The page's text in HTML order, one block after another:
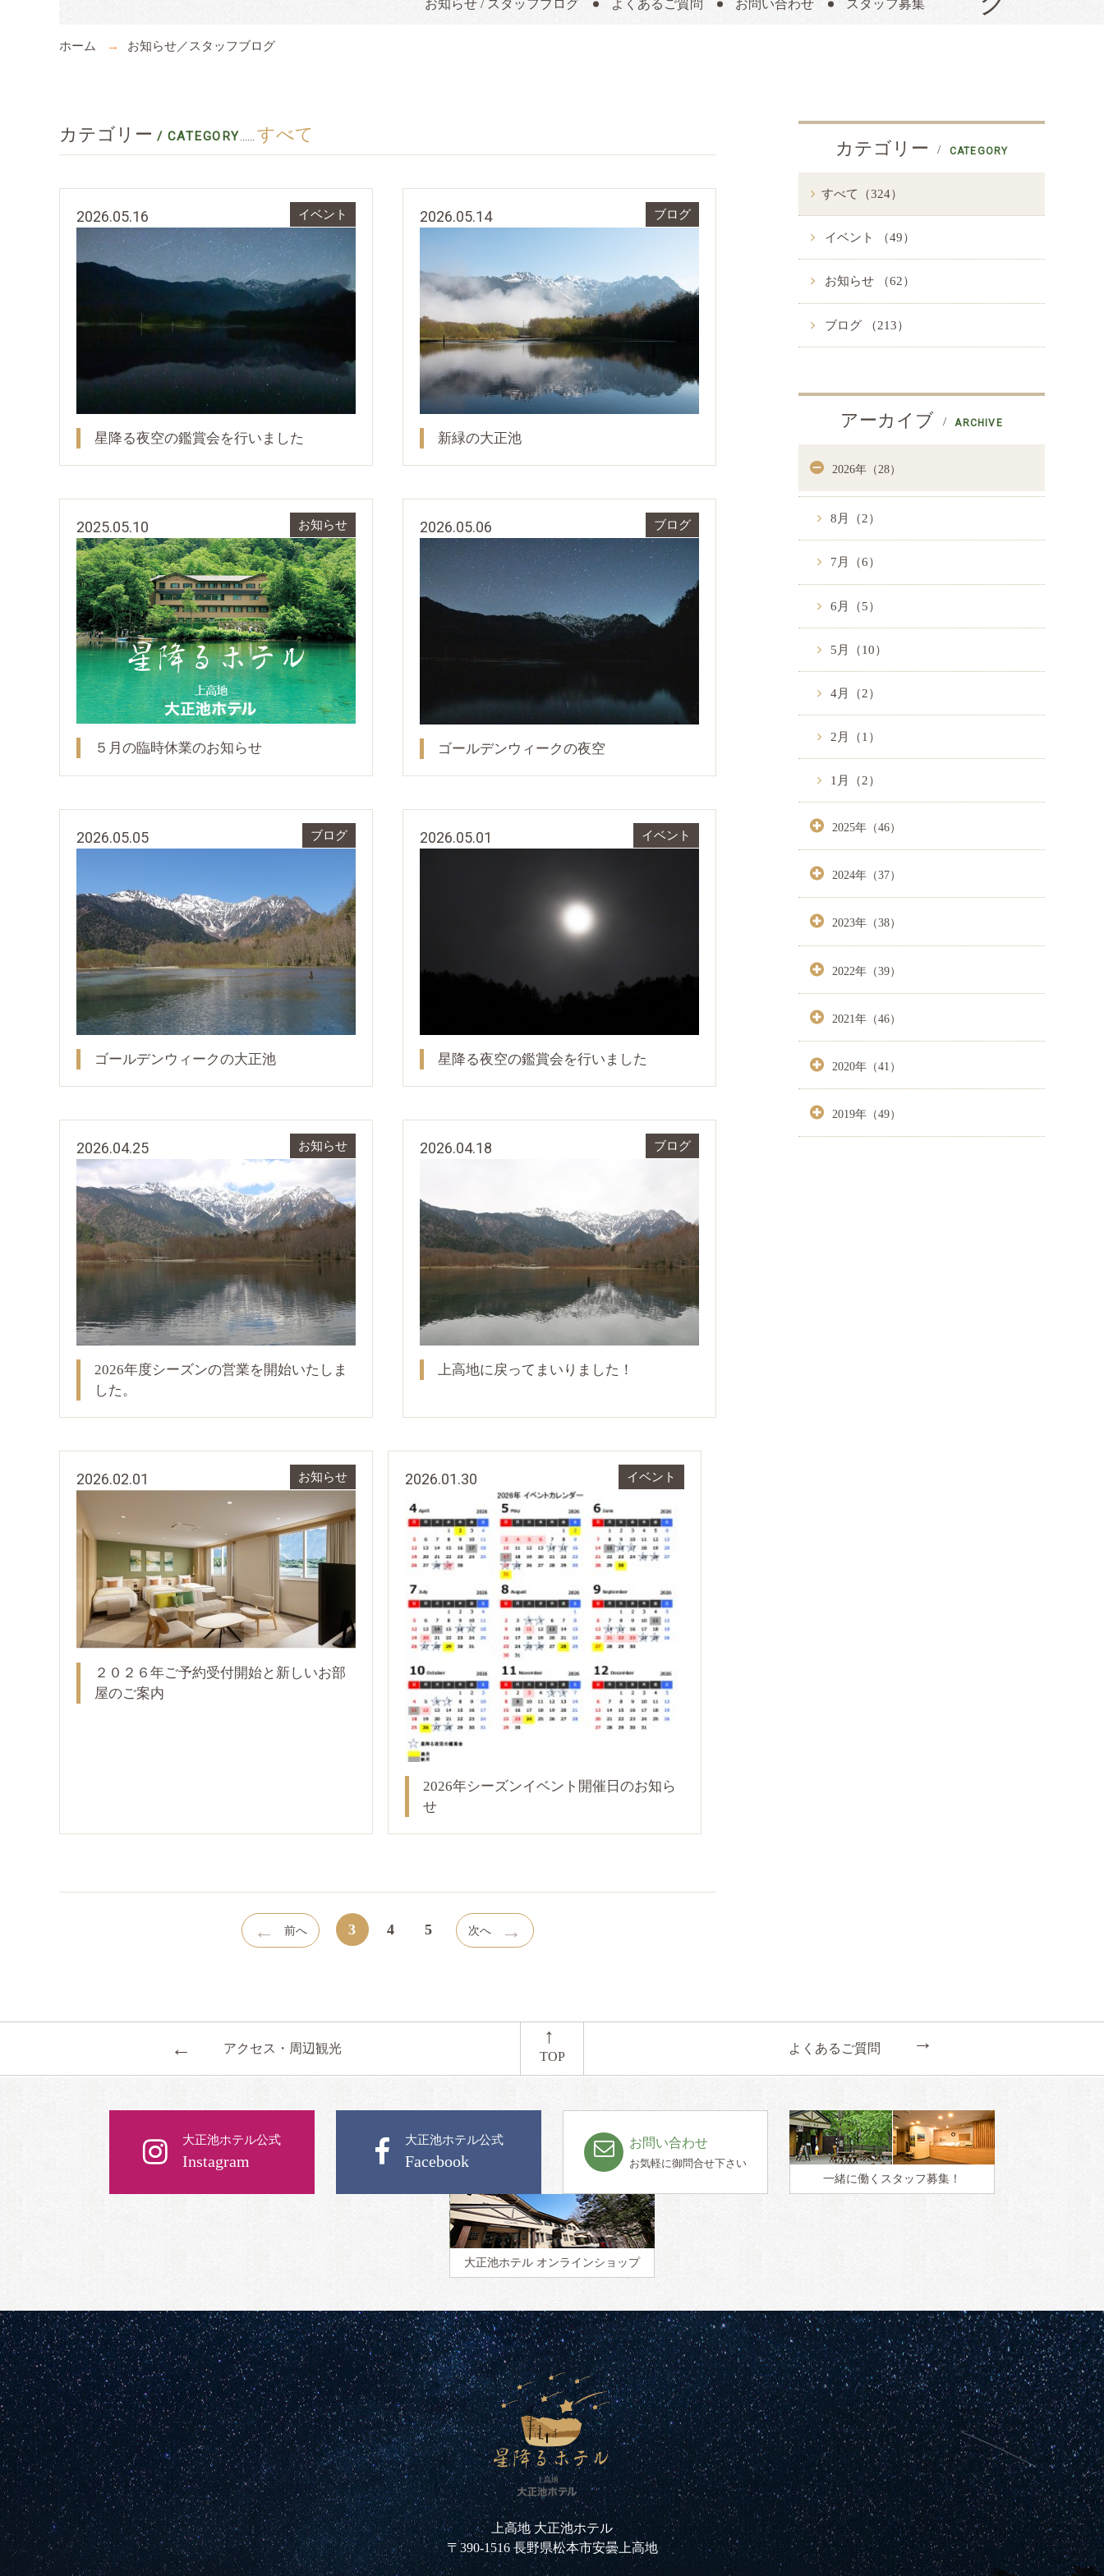
お知らせ / スタッフブログ よくあるご質問 お問い合わせ スタッフ募集
ホーム お知らせ／スタッフブログ
カテゴリー / CATEGORY...... すべて
2026.05.16 イベント
星降る夜空の鑑賞会を行いました
2026.05.14 ブログ
新緑の大正池
2025.05.10 お知らせ
５月の臨時休業のお知らせ
2026.05.06 ブログ
ゴールデンウィークの夜空
2026.05.05 ブログ
ゴールデンウィークの大正池
2026.05.01 イベント
星降る夜空の鑑賞会を行いました
2026.04.25 お知らせ
2026年度シーズンの営業を開始いたしま
した。
2026.04.18 ブログ
上高地に戻ってまいりました！
2026.02.01 お知らせ
２０２６年ご予約受付開始と新しいお部
屋のご案内
2026.01.30 イベント
2026年シーズンイベント開催日のお知ら
せ
← 前へ 3 4 5 次へ →
カテゴリー CATEGORY
すべて（324）
イベント （49）
お知らせ （62）
ブログ （213）
アーカイブ ARCHIVE
2026年（28）
8月（2）
7月（6）
6月（5）
5月（10）
4月（2）
2月（1）
1月（2）
2025年（46）
2024年（37）
2023年（38）
2022年（39）
2021年（46）
2020年（41）
2019年（49）
← アクセス・周辺観光
←
TOP
よくあるご質問 ←
大正池ホテル公式
Instagram
大正池ホテル公式
Facebook
お問い合わせ
お気軽に御問合せ下さい
一緒に働く スタッフ募集！
大正池ホテル オンラインショップ
上高地 大正池ホテル
〒390-1516 長野県松本市安曇上高地